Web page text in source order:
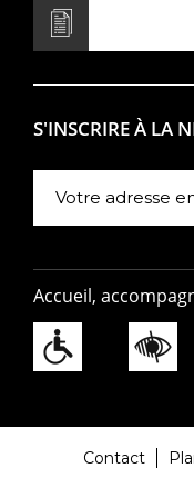
S'INSCRIRE À LA
Accueil,
Contact